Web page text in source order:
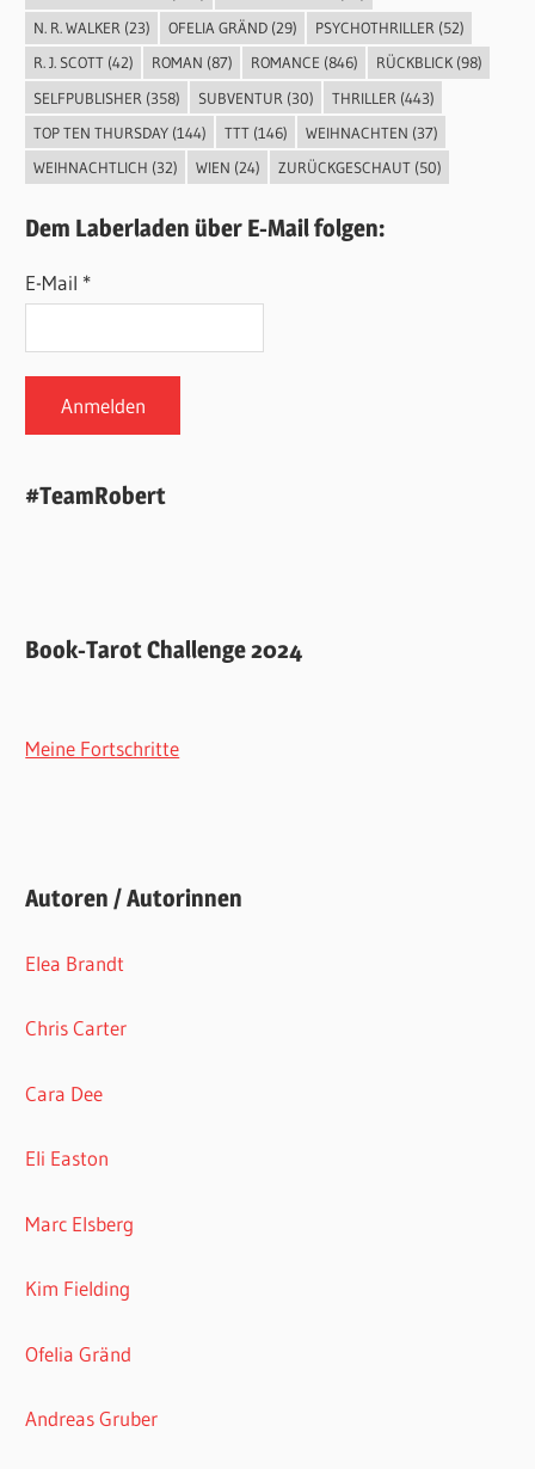
N. R. WALKER(23) OFELIA GRÄND(29) PSYCHOTHRILLER(52)
R. J. SCOTT(42) ROMAN (87) ROMANCE (846) RÜCKBLICK(98)
SELFPUBLISHER (358) SUBVENTUR (30) THRILLER (443)
TOP TEN THURSDAY(144) TTT(146) WEIHNACHTEN (37)
WEIHNACHTLICH (32) WIEN (24) ZURÜCKGESCHAUT(50)
Dem Laberladen über E-Mail folgen:
E-Mail *
#TeamRobert
Book-Tarot Challenge 2024
Meine Fortschritte
Autoren / Autorinnen
Elea Brandt
Chris Carter
Cara Dee
Eli Easton
Marc Elsberg
Kim Fielding
Ofelia Gränd
Andreas Gruber